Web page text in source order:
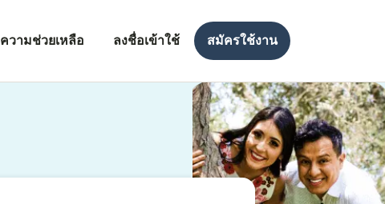
ความช่วยเหลือ ลงชื่อเข้าใช้ สมัครใช้งาน
ต่างใหม่)
างใหม่)